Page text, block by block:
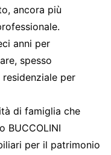
ancora più
anni per
spesso
per
di famiglia che
BUCCOLINI
per il patrimonio